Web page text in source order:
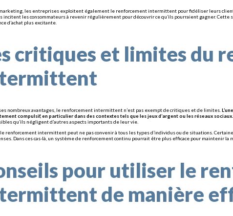
les entreprises exploitent également le renforcement intermittent pour fidéliser leurs
incitent les consommateurs à revenir régulièrement pour découvrir ce qu’ils pourraient gagner.
d’achat plus excitante.
critiques et limites du
nombreux avantages, le renforcement intermittent n’est pas exempt de critiques et de limites.
compulsif, en particulier dans des contextes tels que les jeux d’argent ou les réseaux sociaux.
qu’ils négligent d’autres aspects importants de leur vie.
le renforcement intermittent peut ne pas convenir à tous les types d’individus ou de situations.
Dans ces cas-là, un système de renforcement continu pourrait être plus efficace pour maintenir la
pour utiliser le
de manière